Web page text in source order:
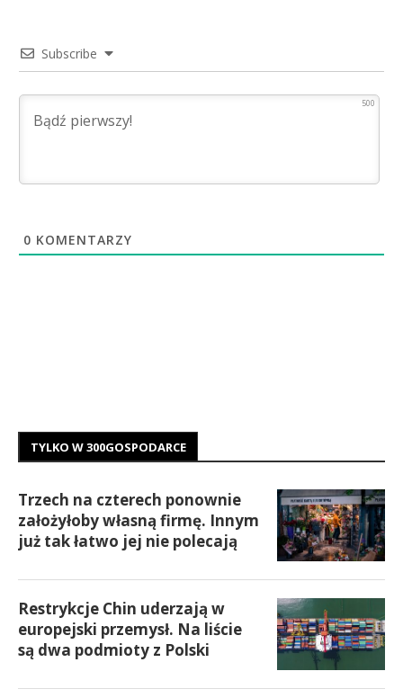
Subscribe
500
0 KOMENTARZY
TYLKO W 300GOSPODARCE
Trzech na czterech ponownie
założyłoby własną firmę. Innym
już tak łatwo jej nie polecają
Restrykcje Chin uderzają w
europejski przemysł. Na liście
są dwa podmioty z Polski